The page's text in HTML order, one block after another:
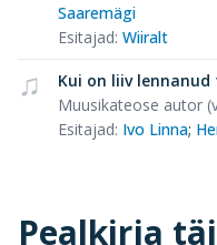
Saaremägi
Esitajad: Wiiralt
Kui on liiv
Muusikateose autor
Esitajad: Ivo Linna;
Pealkirja